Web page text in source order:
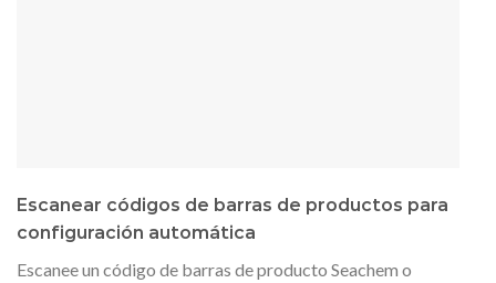
Escanear códigos de barras de productos para
configuración automática
Escanee un código de barras de producto Seachem o